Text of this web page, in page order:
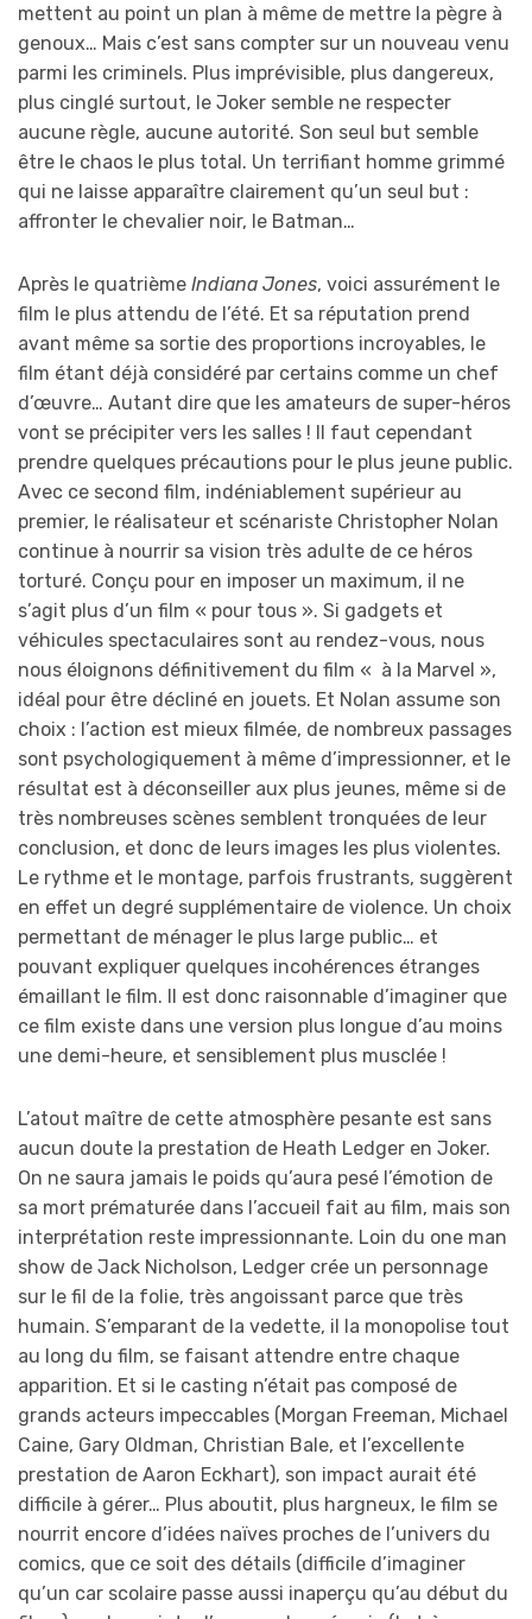
mettent au point un plan à même de mettre la pègre à
genoux… Mais c’est sans compter sur un nouveau venu
parmi les criminels. Plus imprévisible, plus dangereux,
plus cinglé surtout, le Joker semble ne respecter
aucune règle, aucune autorité. Son seul but semble
être le chaos le plus total. Un terrifiant homme grimmé
qui ne laisse apparaître clairement qu’un seul but :
affronter le chevalier noir, le Batman…
Après le quatrième Indiana Jones, voici assurément le
film le plus attendu de l’été. Et sa réputation prend
avant même sa sortie des proportions incroyables, le
film étant déjà considéré par certains comme un chef
d’œuvre… Autant dire que les amateurs de super-héros
vont se précipiter vers les salles ! Il faut cependant
prendre quelques précautions pour le plus jeune public.
Avec ce second film, indéniablement supérieur au
premier, le réalisateur et scénariste Christopher Nolan
continue à nourrir sa vision très adulte de ce héros
torturé. Conçu pour en imposer un maximum, il ne
s’agit plus d’un film « pour tous ». Si gadgets et
véhicules spectaculaires sont au rendez-vous, nous
nous éloignons définitivement du film « à la Marvel »,
idéal pour être décliné en jouets. Et Nolan assume son
choix : l’action est mieux filmée, de nombreux passages
sont psychologiquement à même d’impressionner, et le
résultat est à déconseiller aux plus jeunes, même si de
très nombreuses scènes semblent tronquées de leur
conclusion, et donc de leurs images les plus violentes.
Le rythme et le montage, parfois frustrants, suggèrent
en effet un degré supplémentaire de violence. Un choix
permettant de ménager le plus large public… et
pouvant expliquer quelques incohérences étranges
émaillant le film. Il est donc raisonnable d’imaginer que
ce film existe dans une version plus longue d’au moins
une demi-heure, et sensiblement plus musclée !
L’atout maître de cette atmosphère pesante est sans
aucun doute la prestation de Heath Ledger en Joker.
On ne saura jamais le poids qu’aura pesé l’émotion de
sa mort prématurée dans l’accueil fait au film, mais son
interprétation reste impressionnante. Loin du one man
show de Jack Nicholson, Ledger crée un personnage
sur le fil de la folie, très angoissant parce que très
humain. S’emparant de la vedette, il la monopolise tout
au long du film, se faisant attendre entre chaque
apparition. Et si le casting n’était pas composé de
grands acteurs impeccables (Morgan Freeman, Michael
Caine, Gary Oldman, Christian Bale, et l’excellente
prestation de Aaron Eckhart), son impact aurait été
difficile à gérer… Plus aboutit, plus hargneux, le film se
nourrit encore d’idées naïves proches de l’univers du
comics, que ce soit des détails (difficile d’imaginer
qu’un car scolaire passe aussi inaperçu qu’au début du